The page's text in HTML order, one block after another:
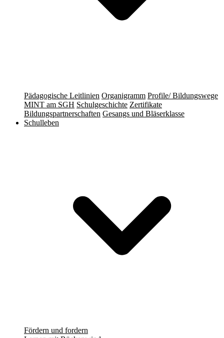
Pädagogische Leitlinien Organigramm Profile/ Bildungswege
MINT am SGH Schulgeschichte Zertifikate
Bildungspartnerschaften Gesangs und Bläserklasse
Schulleben
Fördern und fordern